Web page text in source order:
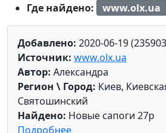
Где найдено:
www.olx.ua
Добавлено: 2020-06-19
Источник: www.olx.ua
Автор: Александра
Регион \ Город: Киев,
Святошинский
Найдено: Новые сапоги 27р
Подробнее